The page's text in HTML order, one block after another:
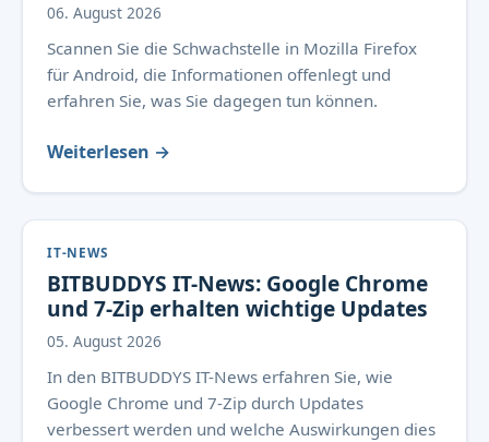
06. August 2026
Scannen Sie die Schwachstelle in Mozilla Firefox
für Android, die Informationen offenlegt und
erfahren Sie, was Sie dagegen tun können.
Weiterlesen →
IT-NEWS
BITBUDDYS IT-News: Google Chrome
und 7-Zip erhalten wichtige Updates
05. August 2026
In den BITBUDDYS IT-News erfahren Sie, wie
Google Chrome und 7-Zip durch Updates
verbessert werden und welche Auswirkungen dies